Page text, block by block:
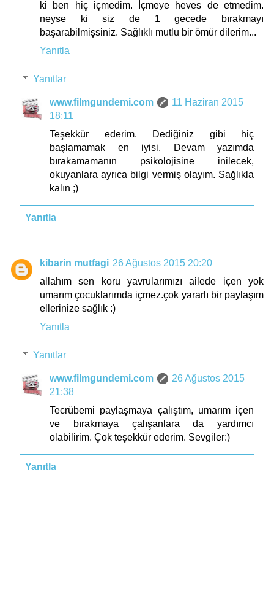
ki ben hiç içmedim. İçmeye heves de etmedim.
neyse ki siz de 1 gecede bırakmayı
başarabilmişsiniz. Sağlıklı mutlu bir ömür dilerim...
Yanıtla
Yanıtlar
www.filmgundemi.com
11 Haziran 2015
18:11
Teşekkür ederim. Dediğiniz gibi hiç
başlamamak en iyisi. Devam yazımda
bırakamamanın psikolojisine inilecek,
okuyanlara ayrıca bilgi vermiş olayım. Sağlıkla
kalın ;)
Yanıtla
kibarin mutfagi 26 Ağustos 2015 20:20
allahım sen koru yavrularımızı ailede içen yok
umarım çocuklarımda içmez.çok yararlı bir paylaşım
ellerinize sağlık :)
Yanıtla
Yanıtlar
www.filmgundemi.com
26 Ağustos 2015
21:38
Tecrübemi paylaşmaya çalıştım, umarım içen
ve bırakmaya çalışanlara da yardımcı
olabilirim. Çok teşekkür ederim. Sevgiler:)
Yanıtla